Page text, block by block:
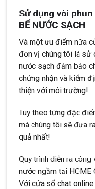
Sử dụng vòi
BỂ NƯỚC SẠCH
Và một ưu điểm nữa
đơn vị chúng tôi là sử
nước sạch đảm bảo
chứng nhận và kiểm
thiện với môi trường!
Tùy theo từng đặc
mà chúng tôi sẽ đưa
quả nhất!
Quy trình diễn ra
nước ngầm tại HOME
Với cửa sổ chat